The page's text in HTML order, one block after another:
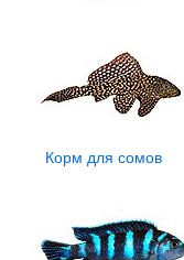
Корм для сомов